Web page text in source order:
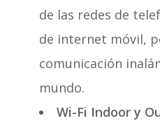
de las redes de
de internet móvil,
comunicación
mundo.
Wi-Fi Indoor y